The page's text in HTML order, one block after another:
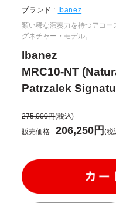
ブランド :
Ibanez
類い稀な演奏力を持つアコ
グネチャー・モデル。
Ibanez
MRC10-NT
Patrzalek
275,000円(税込)
販売価格
206,250円(税